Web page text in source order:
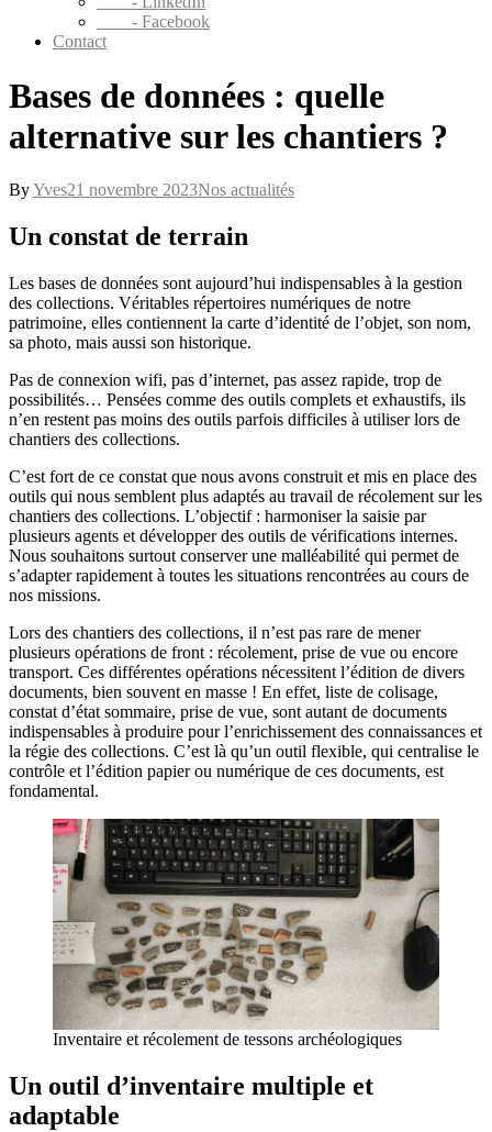
- Facebook
Contact
Bases de données : quelle
alternative sur les chantiers ?
ByYves21 novembre 2023Nos actualités
Un constat de terrain
Les bases de données sont aujourd’hui indispensables à la gestion
des collections. Véritables répertoires numériques de notre
patrimoine, elles contiennent la carte d’identité de l’objet, son nom,
sa photo, mais aussi son historique.
Pas de connexion wifi, pas d’internet, pas assez rapide, trop de
possibilités… Pensées comme des outils complets et exhaustifs, ils
n’en restent pas moins des outils parfois difficiles à utiliser lors de
chantiers des collections.
C’est fort de ce constat que nous avons construit et mis en place des
outils qui nous semblent plus adaptés au travail de récolement sur les
chantiers des collections. L’objectif : harmoniser la saisie par
plusieurs agents et développer des outils de vérifications internes.
Nous souhaitons surtout conserver une malléabilité qui permet de
s’adapter rapidement à toutes les situations rencontrées au cours de
nos missions.
Lors des chantiers des collections, il n’est pas rare de mener
plusieurs opérations de front : récolement, prise de vue ou encore
transport. Ces différentes opérations nécessitent l’édition de divers
documents, bien souvent en masse ! En effet, liste de colisage,
constat d’état sommaire, prise de vue, sont autant de documents
indispensables à produire pour l’enrichissement des connaissances et
la régie des collections. C’est là qu’un outil flexible, qui centralise le
contrôle et l’édition papier ou numérique de ces documents, est
fondamental.
Inventaire et récolement de tessons archéologiques
Un outil d’inventaire multiple et
adaptable